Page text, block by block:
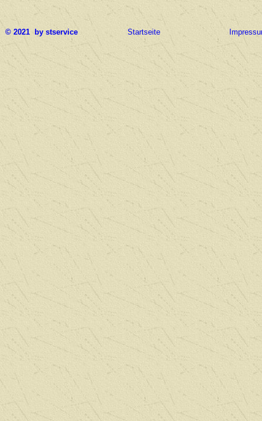
© 2021 by stservice Startseite